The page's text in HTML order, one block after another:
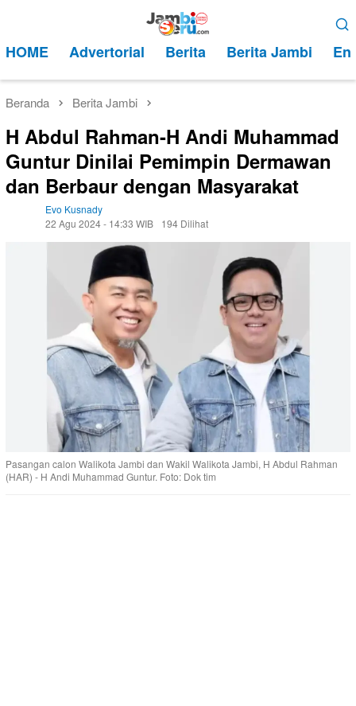
kontenMobile
HOME Advertorial Berita Berita Jambi
Beranda Berita Jambi
H Abdul Rahman-H Andi Muhammad
Guntur Dinilai Pemimpin Dermawan
dan Berbaur dengan Masyarakat
Evo Kusnady
22 Agu 2024 - 14:33 WIB
194 Dilihat
Pasangan calon Walikota Jambi dan Wakil Walikota Jambi, H Abdul Rahman
(HAR) - H Andi Muhammad Guntur. Foto: Dok tim